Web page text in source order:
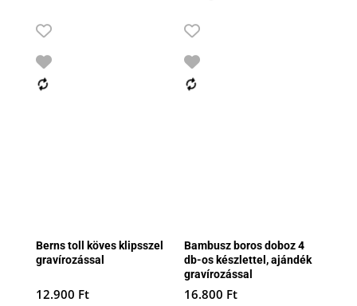
Berns toll köves klipsszel
gravírozással
12.900 Ft
Bambusz boros doboz 4
db-os készlettel, ajándék
gravírozással
16.800 Ft